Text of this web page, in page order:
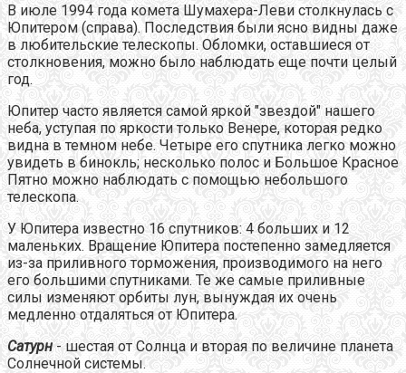
В июле 1994 года комета Шумахера-Леви столкнулась с
Юпитером (справа). Последствия были ясно видны даже
в любительские телескопы. Обломки, оставшиеся от
столкновения, можно было наблюдать еще почти целый
год.
Юпитер часто является самой яркой "звездой" нашего
неба, уступая по яркости только Венере, которая редко
видна в темном небе. Четыре его спутника легко можно
увидеть в бинокль; несколько полос и Большое Красное
Пятно можно наблюдать с помощью небольшого
телескопа.
У Юпитера известно 16 спутников: 4 больших и 12
маленьких. Вращение Юпитера постепенно замедляется
из-за приливного торможения, производимого на него
его большими спутниками. Те же самые приливные
силы изменяют орбиты лун, вынуждая их очень
медленно отдаляться от Юпитера.
Cатурн - шестая от Солнца и вторая по величине планета
Солнечной системы.